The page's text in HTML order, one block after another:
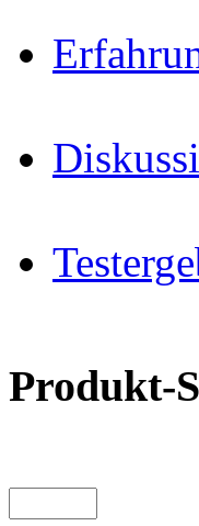
Produkt-